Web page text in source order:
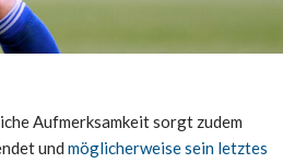
Aufmerksamkeit sorgt zudem
und möglicherweise sein letztes